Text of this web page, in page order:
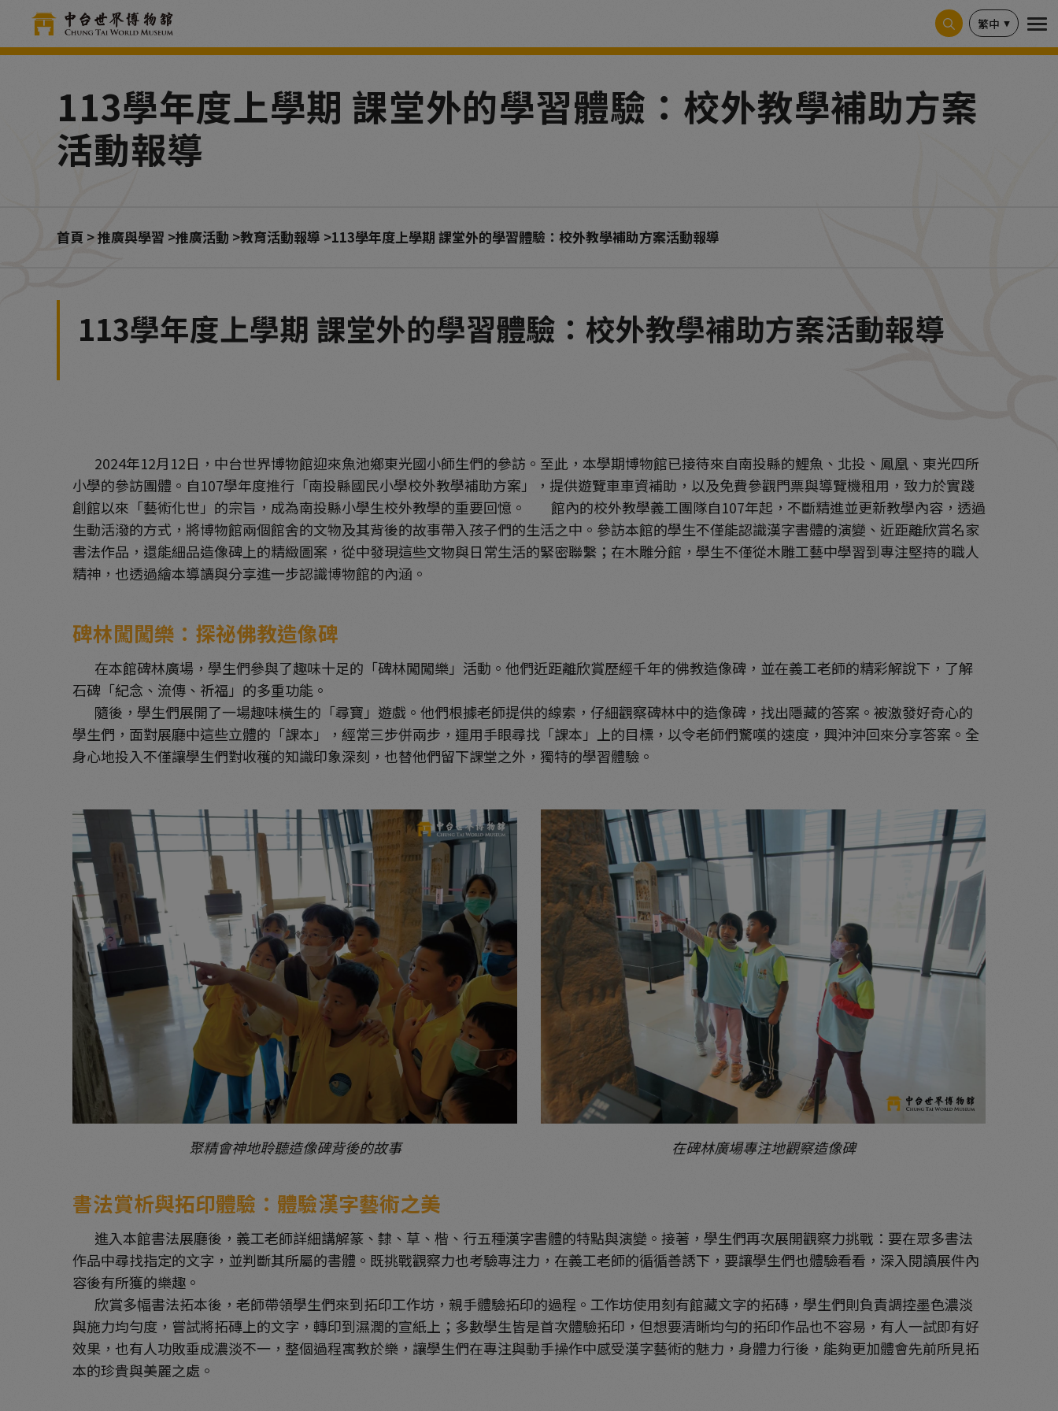
繁中
113學年度上學期 課堂外的學習體驗：校外教學補助方案
活動報導
首頁 推廣與學習 推廣活動 教育活動報導 113學年度上學期 課堂外的學習體驗：校外教學補助方案活動報導
113學年度上學期 課堂外的學習體驗：校外教學補助方案活動報導
2024年12月12日，中台世界博物館迎來魚池鄉東光國小師生們的參訪。至此，本學期博物館已接待來自南投縣的鯉魚、北投、鳳凰、東光四所
小學的參訪團體。自107學年度推行「南投縣國民小學校外教學補助方案」，提供遊覽車車資補助，以及免費參觀門票與導覽機租用，致力於實踐
創館以來「藝術化世」的宗旨，成為南投縣小學生校外教學的重要回憶。 館內的校外教學義工團隊自107年起，不斷精進並更新教學內容，透過
生動活潑的方式，將博物館兩個館舍的文物及其背後的故事帶入孩子們的生活之中。參訪本館的學生不僅能認識漢字書體的演變、近距離欣賞名家
書法作品，還能細品造像碑上的精緻圖案，從中發現這些文物與日常生活的緊密聯繫；在木雕分館，學生不僅從木雕工藝中學習到專注堅持的職人
精神，也透過繪本導讀與分享進一步認識博物館的內涵。
碑林闖闖樂：探祕佛教造像碑
在本館碑林廣場，學生們參與了趣味十足的「碑林闖闖樂」活動。他們近距離欣賞歷經千年的佛教造像碑，並在義工老師的精彩解說下，了解
石碑「紀念、流傳、祈福」的多重功能。
隨後，學生們展開了一場趣味橫生的「尋寶」遊戲。他們根據老師提供的線索，仔細觀察碑林中的造像碑，找出隱藏的答案。被激發好奇心的
學生們，面對展廳中這些立體的「課本」，經常三步併兩步，運用手眼尋找「課本」上的目標，以令老師們驚嘆的速度，興沖沖回來分享答案。全
身心地投入不僅讓學生們對收穫的知識印象深刻，也替他們留下課堂之外，獨特的學習體驗。
聚精會神地聆聽造像碑背後的故事 在碑林廣場專注地觀察造像碑
書法賞析與拓印體驗：體驗漢字藝術之美
進入本館書法展廳後，義工老師詳細講解篆、隸、草、楷、行五種漢字書體的特點與演變。接著，學生們再次展開觀察力挑戰：要在眾多書法
作品中尋找指定的文字，並判斷其所屬的書體。既挑戰觀察力也考驗專注力，在義工老師的循循善誘下，要讓學生們也體驗看看，深入閱讀展件內
容後有所獲的樂趣。
欣賞多幅書法拓本後，老師帶領學生們來到拓印工作坊，親手體驗拓印的過程。工作坊使用刻有館藏文字的拓磚，學生們則負責調控墨色濃淡
與施力均勻度，嘗試將拓磚上的文字，轉印到濕潤的宣紙上；多數學生皆是首次體驗拓印，但想要清晰均勻的拓印作品也不容易，有人一試即有好
效果，也有人功敗垂成濃淡不一，整個過程寓教於樂，讓學生們在專注與動手操作中感受漢字藝術的魅力，身體力行後，能夠更加體會先前所見拓
本的珍貴與美麗之處。
Cookie管理面板